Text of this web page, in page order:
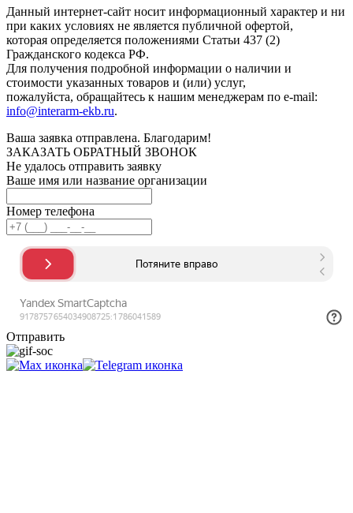
Данный интернет-сайт носит информационный характер и ни
при каких условиях не является публичной офертой,
которая определяется положениями Статьи 437 (2)
Гражданского кодекса РФ.
Для получения подробной информации о наличии и
стоимости указанных товаров и (или) услуг,
пожалуйста, обращайтесь к нашим менеджерам по e-mail:
info@interarm-ekb.ru.
Ваша заявка отправлена. Благодарим!
ЗАКАЗАТЬ ОБРАТНЫЙ ЗВОНОК
Не удалось отправить заявку
Ваше имя или название организации
Номер телефона
Отправить